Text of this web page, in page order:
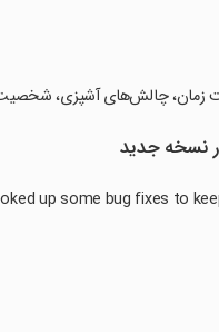
زمان، چالش‌های آشپزی،
up some bug fixes to